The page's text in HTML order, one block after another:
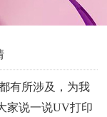
有所涉及，为我
家说一说UV打印